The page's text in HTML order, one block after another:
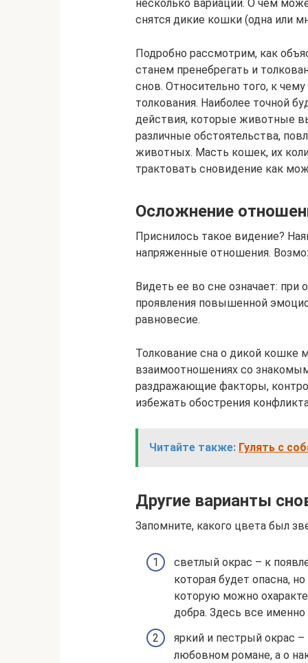
несколько вариаций. О чем
снятся дикие кошки (одна или
Подробно рассмотрим, как
станем пренебрегать и
снов. Относительно того, к
толкования. Наиболее точной
действия, которые животные
различные обстоятельства,
животных. Масть кошек, их
трактовать сновидение как
Осложнение
Приснилось такое видение?
напряженные отношения.
Видеть ее во сне означает:
проявления повышенной
равновесие.
Толкование сна о дикой
взаимоотношениях со
раздражающие факторы,
избежать обострения
Читайте также: Гулять с
Другие варианты
Запомните, какого цвета был
светлый окрас – к
которая будет опасна,
которую можно
добра. Здесь все именно
яркий и пестрый окрас
любовном романе, а о